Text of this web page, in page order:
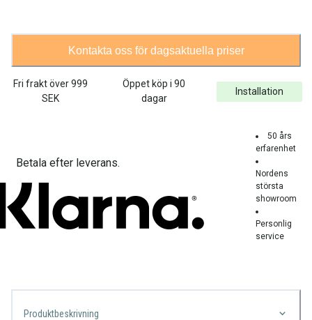
Kontakta oss för dagsaktuella priser
Fri frakt över999
SEK
Öppet köp i 90
dagar
Installation
Betala efter leverans.
50 års
erfarenhet
Nordens
största
showroom
Personlig
service
Produktbeskrivning